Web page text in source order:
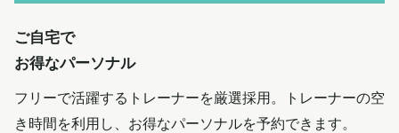
ご自宅で
お得なパーソナル
フリーで活躍するトレーナーを厳選採用。トレーナーの空
き時間を利用し、お得なパーソナルを予約できます。